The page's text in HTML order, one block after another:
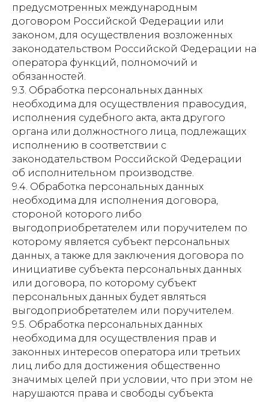
предусмотренных международным
договором Российской Федерации или
законом, для осуществления возложенных
законодательством Российской Федерации на
оператора функций, полномочий и
обязанностей.
9.3. Обработка персональных данных
необходима для осуществления правосудия,
исполнения судебного акта, акта другого
органа или должностного лица, подлежащих
исполнению в соответствии с
законодательством Российской Федерации
об исполнительном производстве.
9.4. Обработка персональных данных
необходима для исполнения договора,
стороной которого либо
выгодоприобретателем или поручителем по
которому является субъект персональных
данных, а также для заключения договора по
инициативе субъекта персональных данных
или договора, по которому субъект
персональных данных будет являться
выгодоприобретателем или поручителем.
9.5. Обработка персональных данных
необходима для осуществления прав и
законных интересов оператора или третьих
лиц либо для достижения общественно
значимых целей при условии, что при этом не
нарушаются права и свободы субъекта